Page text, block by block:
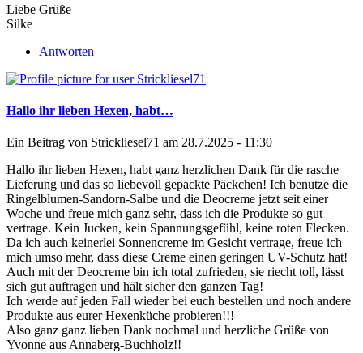
Liebe Grüße
Silke
Antworten
Hallo ihr lieben Hexen, habt…
Ein Beitrag von Strickliesel71 am 28.7.2025 - 11:30
Hallo ihr lieben Hexen, habt ganz herzlichen Dank für die rasche
Lieferung und das so liebevoll gepackte Päckchen! Ich benutze die
Ringelblumen-Sandorn-Salbe und die Deocreme jetzt seit einer
Woche und freue mich ganz sehr, dass ich die Produkte so gut
vertrage. Kein Jucken, kein Spannungsgefühl, keine roten Flecken.
Da ich auch keinerlei Sonnencreme im Gesicht vertrage, freue ich
mich umso mehr, dass diese Creme einen geringen UV-Schutz hat!
Auch mit der Deocreme bin ich total zufrieden, sie riecht toll, lässt
sich gut auftragen und hält sicher den ganzen Tag!
Ich werde auf jeden Fall wieder bei euch bestellen und noch andere
Produkte aus eurer Hexenküche probieren!!!
Also ganz ganz lieben Dank nochmal und herzliche Grüße von
Yvonne aus Annaberg-Buchholz!!